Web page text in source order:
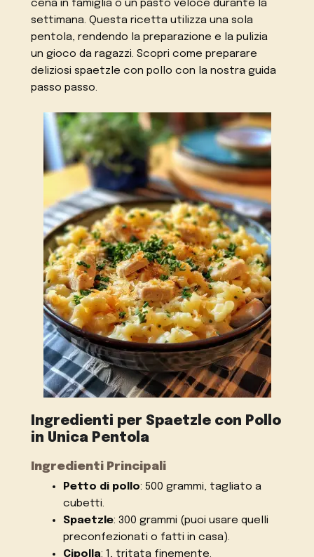
cena in famiglia o un pasto veloce durante la
settimana. Questa ricetta utilizza una sola
pentola, rendendo la preparazione e la pulizia
un gioco da ragazzi. Scopri come preparare
deliziosi spaetzle con pollo con la nostra guida
passo passo.
Ingredienti per Spaetzle con Pollo
in Unica Pentola
Ingredienti Principali
Petto di pollo: 500 grammi, tagliato a
cubetti.
Spaetzle: 300 grammi (puoi usare quelli
preconfezionati o fatti in casa).
Cipolla: 1, tritata finemente.